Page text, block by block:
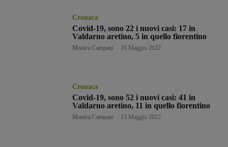
Cronaca
Covid-19, sono 22 i nuovi casi: 17 in
Valdarno aretino, 5 in quello fiorentino
Monica Campani 16 Maggio 2022
Cronaca
Covid-19, sono 52 i nuovi casi: 41 in
Valdarno aretino, 11 in quello fiorentino
Monica Campani 15 Maggio 2022